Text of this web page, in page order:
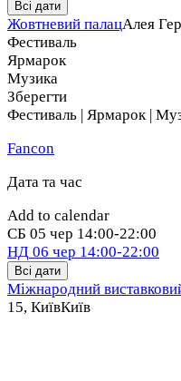
Всі дати
Жовтневий палацАлея
Фестиваль
Ярмарок
Музика
Зберегти
Фестиваль | Ярмарок |
Fancon
Дата та час
Add to calendar
СБ 05 чер 14:00-22:00
НД 06 чер 14:00-22:00
Всі дати
Міжнародний
15, КиївКиїв